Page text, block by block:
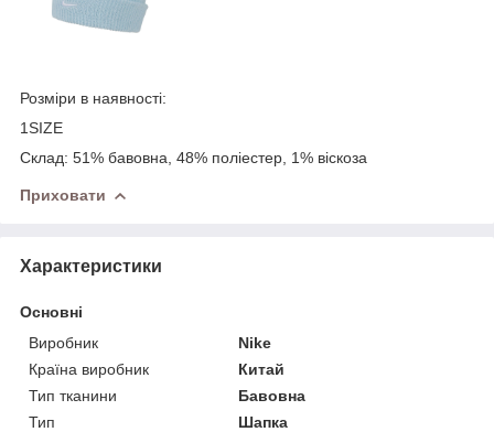
Розміри в наявності:
1SIZE
Склад: 51% бавовна, 48% полiестер, 1% вiскоза
Приховати
Характеристики
Основні
Виробник
Nike
Країна виробник
Китай
Тип тканини
Бавовна
Тип
Шапка